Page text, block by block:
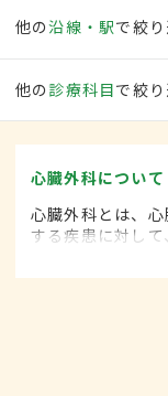
他の沿線・駅で絞
他の 診療科目で絞
心臓外科について
心臓外科とは、
する疾患に対し